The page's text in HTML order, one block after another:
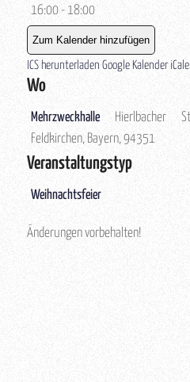
16:00 - 18:00
Zum Kalender hinzufügen
ICS herunterladen Google Kalender
Wo
MehrzweckhalleHierlbacher
Feldkirchen, Bayern, 94351
Veranstaltungstyp
Weihnachtsfeier
Änderungen vorbehalten!